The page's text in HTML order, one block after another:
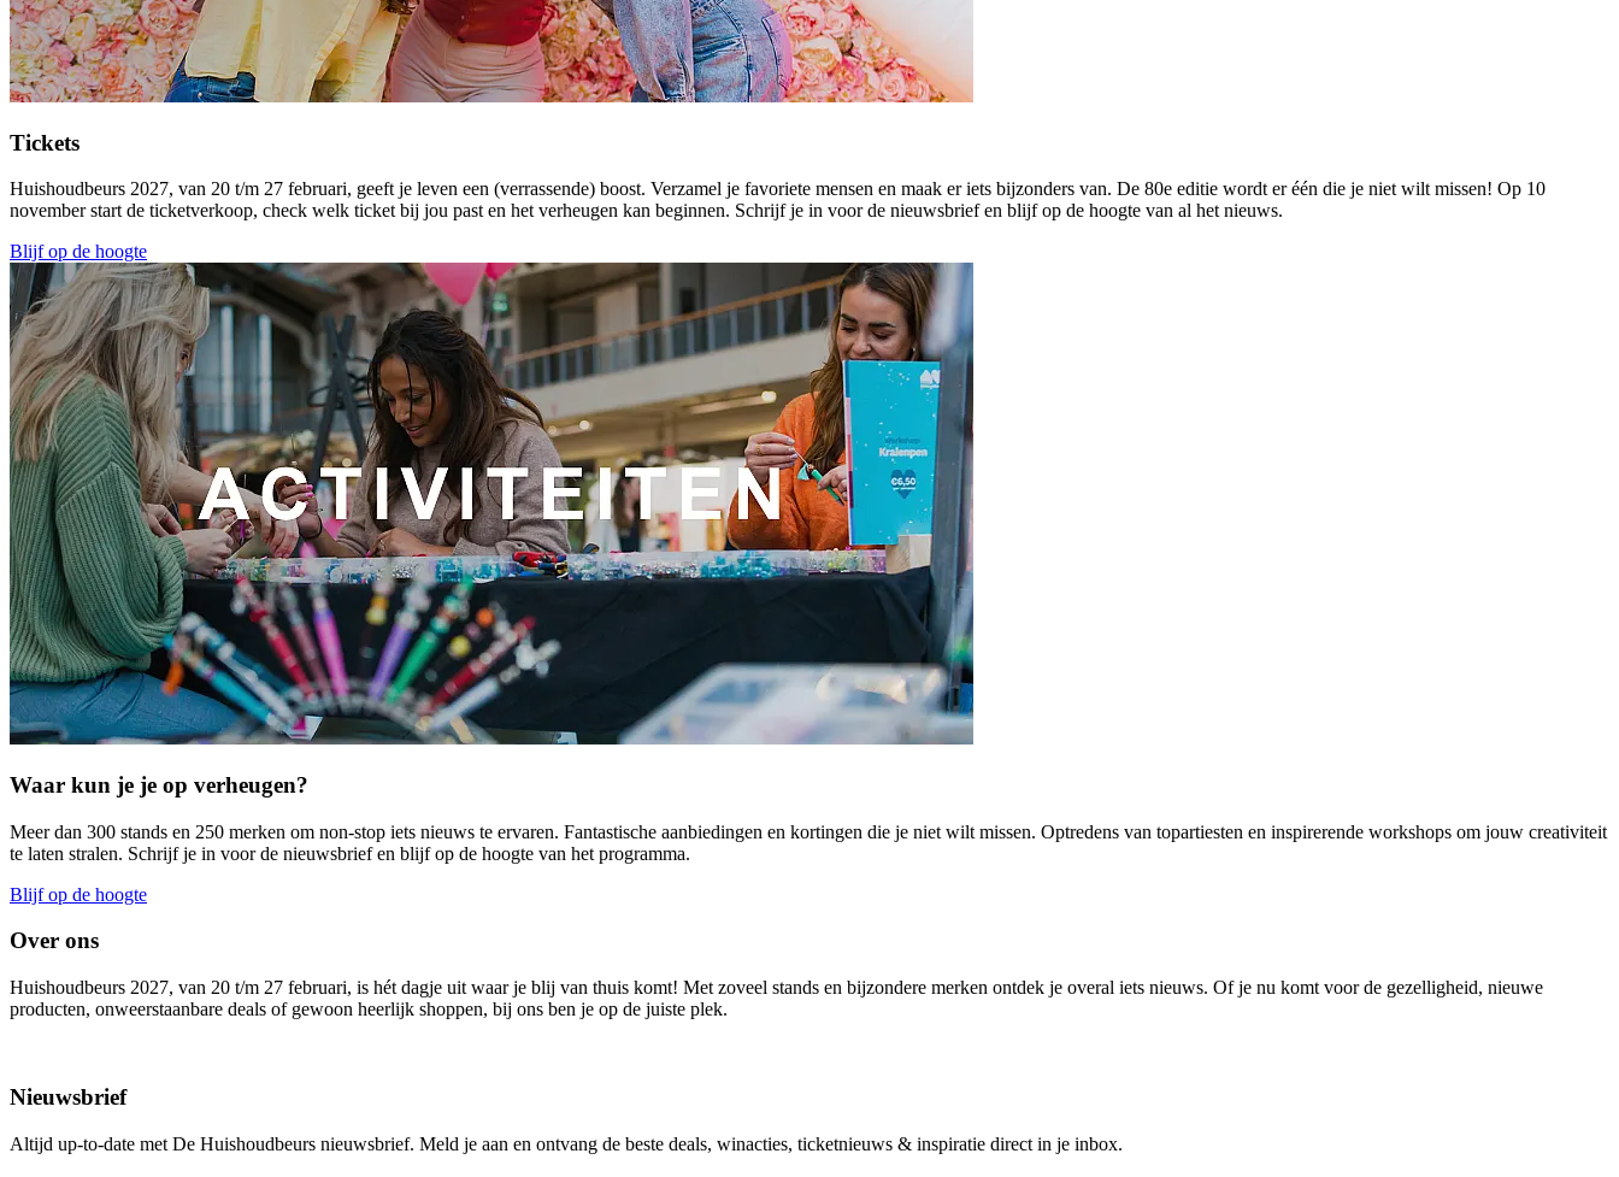
Tickets
Huishoudbeurs 2027, van 20 t/m 27 februari, geeft je leven een (verrassende) boost. Verzamel je favoriete mensen en maak er iets bijzonders van. De 80e editie wordt er één die je niet wilt missen! Op 10
november start de ticketverkoop, check welk ticket bij jou past en het verheugen kan beginnen. Schrijf je in voor de nieuwsbrief en blijf op de hoogte van al het nieuws.
Blijf op de hoogte
Waar kun je je op verheugen?
Meer dan 300 stands en 250 merken om non-stop iets nieuws te ervaren. Fantastische aanbiedingen en kortingen die je niet wilt missen. Optredens van topartiesten en inspirerende workshops om jouw creativiteit
te laten stralen. Schrijf je in voor de nieuwsbrief en blijf op de hoogte van het programma.
Blijf op de hoogte
Over ons
Huishoudbeurs 2027, van 20 t/m 27 februari, is hét dagje uit waar je blij van thuis komt! Met zoveel stands en bijzondere merken ontdek je overal iets nieuws. Of je nu komt voor de gezelligheid, nieuwe
producten, onweerstaanbare deals of gewoon heerlijk shoppen, bij ons ben je op de juiste plek.
Nieuwsbrief
Altijd up-to-date met De Huishoudbeurs nieuwsbrief. Meld je aan en ontvang de beste deals, winacties, ticketnieuws & inspiratie direct in je inbox.